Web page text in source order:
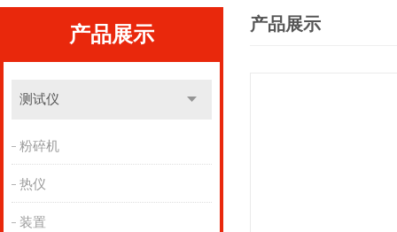
产品展示
测试仪
粉碎机
热仪
装置
产品展示